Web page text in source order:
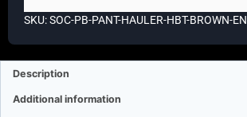
SKU: SOC-PB-PANT-HAULER-HBT-BROWN-EN
Description
Additional information